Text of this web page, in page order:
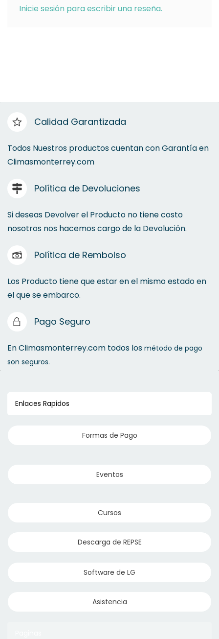
Inicie sesión para escribir una reseña.
Calidad Garantizada
Todos Nuestros productos cuentan con Garantía en
Climasmonterrey.com
Política de Devoluciones
Si deseas Devolver el Producto no tiene costo
nosotros nos hacemos cargo de la Devolución.
Política de Rembolso
Los Producto tiene que estar en el mismo estado en
el que se embarco.
Pago Seguro
En Climasmonterrey.com todos los método de pago
son seguros.
Enlaces Rapidos
Formas de Pago
Eventos
Cursos
Descarga de REPSE
Software de LG
Asistencia